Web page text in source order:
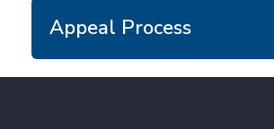
Appeal Process